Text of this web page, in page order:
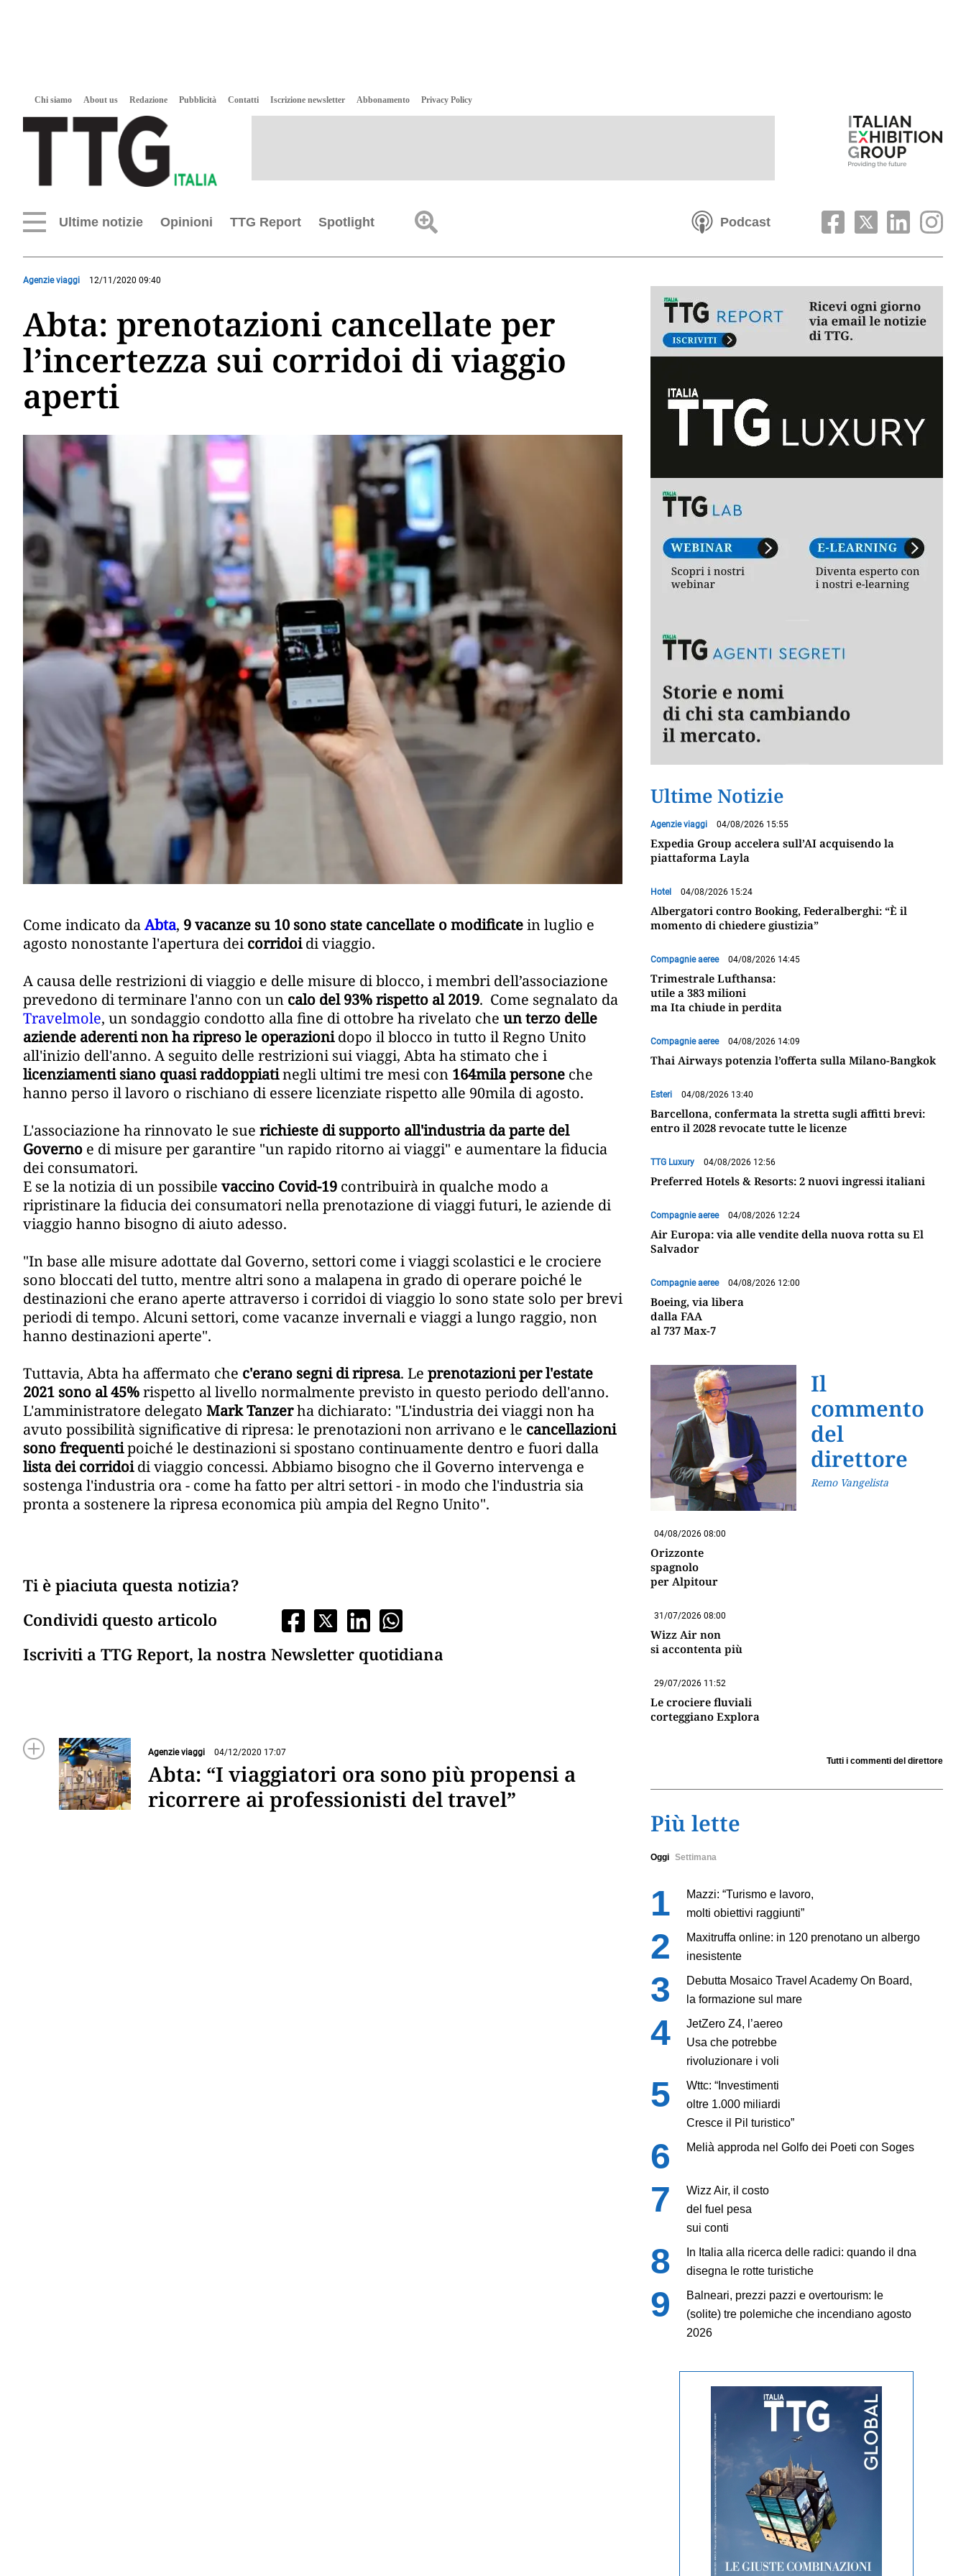
Chi siamo About us Redazione Pubblicità Contatti Iscrizione newsletter Abbonamento Privacy Policy
Ultime notizie Opinioni TTG Report Spotlight Podcast
Agenzie viaggi 12/11/2020 09:40
Abta: prenotazioni cancellate per
l’incertezza sui corridoi di viaggio
aperti
Come indicato daAbta, 9 vacanze su 10 sono state cancellate o modificatein luglio e
agosto nonostante l'apertura deicorridoidi viaggio.
A causa delle restrizioni di viaggio e delle misure di blocco, i membri dell’associazione
prevedono di terminare l'anno con un calo del 93% rispetto al 2019. Come segnalato da
Travelmole, un sondaggio condotto alla fine di ottobre ha rivelato che un terzo delle
aziende aderenti non ha ripreso le operazionidopo il blocco in tutto il Regno Unito
all'inizio dell'anno. A seguito delle restrizioni sui viaggi, Abta ha stimato che i
licenziamenti siano quasi raddoppiatinegli ultimi tre mesi con 164mila persone che
hanno perso il lavoro o rischiano di essere licenziate rispetto alle 90mila di agosto.
L'associazione ha rinnovato le sue richieste di supporto all'industria da parte del
Governo e di misure per garantire "un rapido ritorno ai viaggi" e aumentare la fiducia
dei consumatori.
E se la notizia di un possibile vaccino Covid-19 contribuirà in qualche modo a
ripristinare la fiducia dei consumatori nella prenotazione di viaggi futuri, le aziende di
viaggio hanno bisogno di aiuto adesso.
"In base alle misure adottate dal Governo, settori come i viaggi scolastici e le crociere
sono bloccati del tutto, mentre altri sono a malapena in grado di operare poiché le
destinazioni che erano aperte attraverso i corridoi di viaggio lo sono state solo per brevi
periodi di tempo. Alcuni settori, come vacanze invernali e viaggi a lungo raggio, non
hanno destinazioni aperte".
Tuttavia, Abta ha affermato che c'erano segni di ripresa. Le prenotazioni per l'estate
2021 sono al 45%rispetto al livello normalmente previsto in questo periodo dell'anno.
L'amministratore delegato Mark Tanzerha dichiarato: "L'industria dei viaggi non ha
avuto possibilità significative di ripresa: le prenotazioni non arrivano e le cancellazioni
sono frequentipoiché le destinazioni si spostano continuamente dentro e fuori dalla
lista dei corridoidi viaggio concessi. Abbiamo bisogno che il Governo intervenga e
sostenga l'industria ora - come ha fatto per altri settori - in modo che l'industria sia
pronta a sostenere la ripresa economica più ampia del Regno Unito".
Ti è piaciuta questa notizia?
Condividi questo articolo
Iscriviti a TTG Report, la nostra Newsletter quotidiana
Agenzie viaggi 04/12/2020 17:07
Abta: “I viaggiatori ora sono più propensi a
ricorrere ai professionisti del travel”
Ultime Notizie
Agenzie viaggi 04/08/2026 15:55
Expedia Group accelera sull’AI acquisendo la
piattaforma Layla
Hotel 04/08/2026 15:24
Albergatori contro Booking, Federalberghi: “È il
momento di chiedere giustizia”
Compagnie aeree 04/08/2026 14:45
Trimestrale Lufthansa:
utile a 383 milioni
ma Ita chiude in perdita
Compagnie aeree 04/08/2026 14:09
Thai Airways potenzia l’offerta sulla Milano-Bangkok
Esteri 04/08/2026 13:40
Barcellona, confermata la stretta sugli affitti brevi:
entro il 2028 revocate tutte le licenze
TTG Luxury 04/08/2026 12:56
Preferred Hotels & Resorts: 2 nuovi ingressi italiani
Compagnie aeree 04/08/2026 12:24
Air Europa: via alle vendite della nuova rotta su El
Salvador
Compagnie aeree 04/08/2026 12:00
Boeing, via libera
dalla FAA
al 737 Max-7
Il
commento
del
direttore
Remo Vangelista
04/08/2026 08:00
Orizzonte
spagnolo
per Alpitour
31/07/2026 08:00
Wizz Air non
si accontenta più
29/07/2026 11:52
Le crociere fluviali
corteggiano Explora
Tutti i commenti del direttore
Più lette
Oggi Settimana
Mazzi: “Turismo e lavoro,
molti obiettivi raggiunti”
Maxitruffa online: in 120 prenotano un albergo
inesistente
Debutta Mosaico Travel Academy On Board,
la formazione sul mare
JetZero Z4, l’aereo
Usa che potrebbe
rivoluzionare i voli
Wttc: “Investimenti
oltre 1.000 miliardi
Cresce il Pil turistico”
Melià approda nel Golfo dei Poeti con Soges
Wizz Air, il costo
del fuel pesa
sui conti
In Italia alla ricerca delle radici: quando il dna
disegna le rotte turistiche
Balneari, prezzi pazzi e overtourism: le
(solite) tre polemiche che incendiano agosto
2026